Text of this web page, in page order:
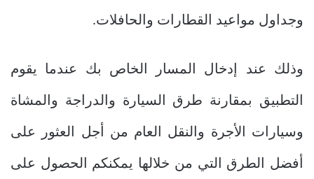
وجداول مواعيد القطارات والحافلات.
وذلك عند إدخال المسار الخاص بك عندما يقوم
التطبيق بمقارنة طرق السيارة والدراجة والمشاة
وسيارات الأجرة والنقل العام من أجل العثور على
أفضل الطرق التي من خلالها يمكنكم الحصول على